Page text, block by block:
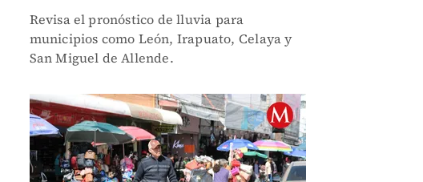
Revisa el pronóstico de lluvia para
municipios como León, Irapuato, Celaya y
San Miguel de Allende.